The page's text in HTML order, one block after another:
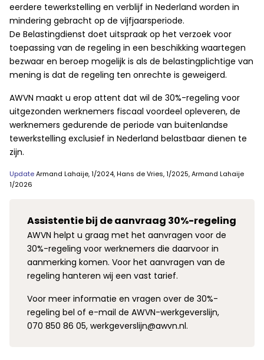
eerdere tewerkstelling en verblijf in Nederland worden in
mindering gebracht op de vijfjaarsperiode.
De Belastingdienst doet uitspraak op het verzoek voor
toepassing van de regeling in een beschikking waartegen
bezwaar en beroep mogelijk is als de belastingplichtige van
mening is dat de regeling ten onrechte is geweigerd.
AWVN maakt u erop attent dat wil de 30%-regeling voor
uitgezonden werknemers fiscaal voordeel opleveren, de
werknemers gedurende de periode van buitenlandse
tewerkstelling exclusief in Nederland belastbaar dienen te
zijn.
UpdateArmand Lahaije, 1/2024, Hans de Vries, 1/2025, Armand Lahaije
1/2026
Assistentie bij de aanvraag 30%-regeling
AWVN helpt u graag met het aanvragen voor de
30%-regeling voor werknemers die daarvoor in
aanmerking komen. Voor het aanvragen van de
regeling hanteren wij een vast tarief.
Voor meer informatie en vragen over de 30%-
regeling bel of e-mail de AWVN-werkgeverslijn,
070 850 86 05, werkgeverslijn@awvn.nl.